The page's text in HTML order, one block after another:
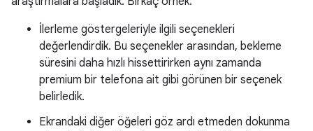
İlerleme göstergeleriyle ilgili seçenekleri
değerlendirdik. Bu seçenekler arasından, bekleme
süresini daha hızlı hissettirirken aynı zamanda
premium bir telefona ait gibi görünen bir seçenek
belirledik.
Ekrandaki diğer öğeleri göz ardı etmeden dokunma